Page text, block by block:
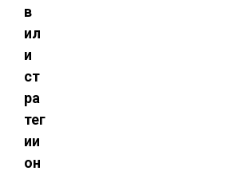
в
ил
и
ст
ра
тег
ии
он